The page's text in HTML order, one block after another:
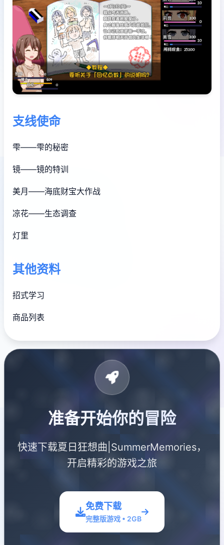
支线使命
雫——雫的秘密
镜——镜的特训
美月——海底财宝大作战
凉花——生态调查
灯里
其他资料
招式学习
商品列表
准备开始你的冒险
快速下载夏日狂想曲|SummerMemories，
开启精彩的游戏之旅
免费下载
完整版游戏 • 2GB